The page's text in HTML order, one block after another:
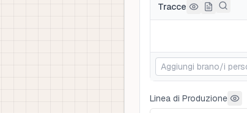
Tracce
Linea di Produzione